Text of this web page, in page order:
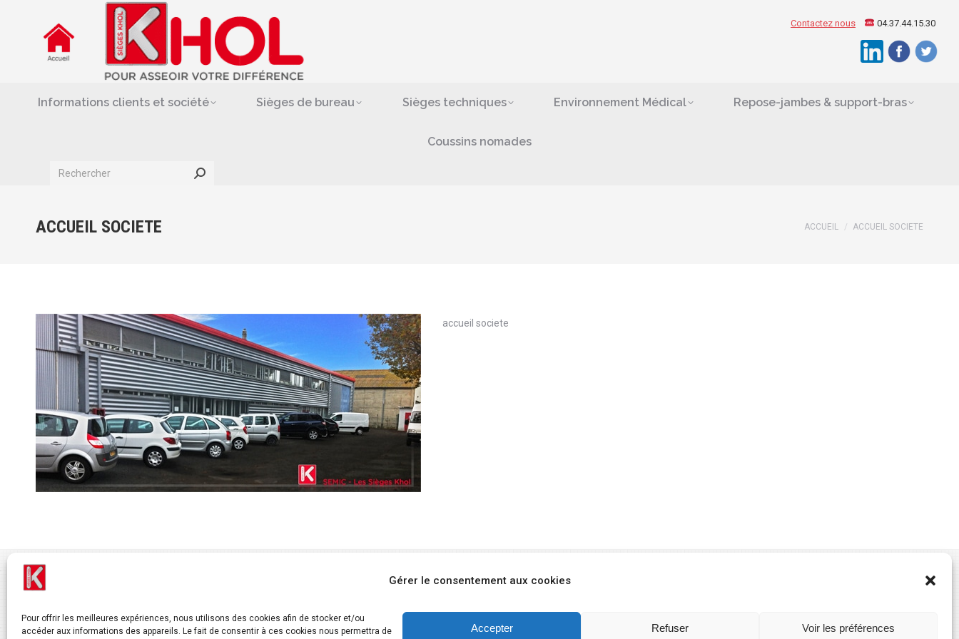
Gérer le consentement aux cookies
Pour offrir les meilleures expériences, nous utilisons des cookies afin de stocker et/ou
accéder aux informations des appareils. Le fait de consentir à ces cookies nous permettra de
Accepter Refuser Voir les préférences
Contactez nous 04.37.44.15.30
Informations clients et société Sièges de bureau Sièges techniques Environnement Médical Repose-jambes & support-bras
Coussins nomades
Search:
ACCUEIL SOCIETE Vous êtes ici :
ACCUEIL ACCUEIL SOCIETE
accueil societe
Informations clients et société
Repose-jambes & support-bras